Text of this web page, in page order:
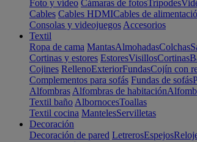
Foto y vídeo Cámaras de fotosTrípodes
Cables Cables HDMICables de
Consolas y videojuegos Accesorios
Textil
Ropa de cama MantasAlmohadasColchas
Cortinas y estores EstoresVisillosCortinas
Cojines RellenoExteriorFundasCojín con
Complementos para sofás Fundas de sofás
Alfombras Alfombras de habitación
Textil baño AlbornocesToallas
Textil cocina MantelesServilletas
Decoración
Decoración de pared LetrerosEspejos